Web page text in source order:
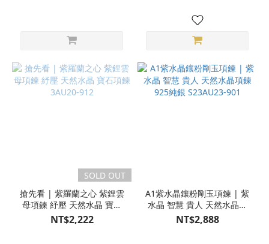
SOLD OUT
搶先看 | 紫羅蘭之心 紫鋰雲
母項鍊 紓壓 天然水晶 寶石
項鍊 3AU20-912
NT$2,222
A1紫水晶鑲粉剛玉項鍊 | 紫
水晶 智慧 貴人 天然水晶項
鍊 925純銀 S23AU23-901
NT$2,888